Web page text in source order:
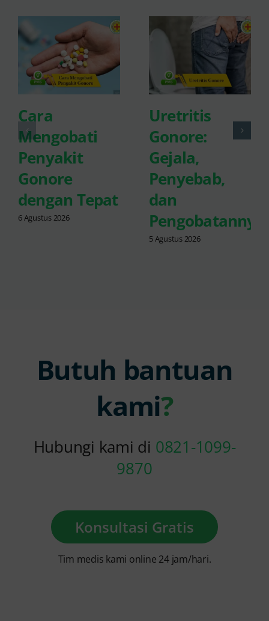
Cara
Mengobati
Penyakit
Gonore
dengan Tepat
6 Agustus 2026
Uretritis
Gonore:
Gejala,
Penyebab,
dan
Pengobatannya
5 Agustus 2026
Butuh bantuan
kami?
Hubungi kami di 0821-1099-
9870
Konsultasi Gratis
Tim medis kami online 24 jam/hari.